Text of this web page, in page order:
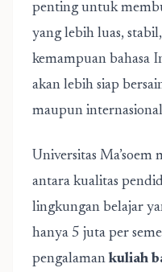
penting untuk
yang lebih luas,
kemampuan bahasa
akan lebih siap
maupun
Universitas
antara kualitas
lingkungan belajar
hanya 5 juta per
pengalaman kuliah